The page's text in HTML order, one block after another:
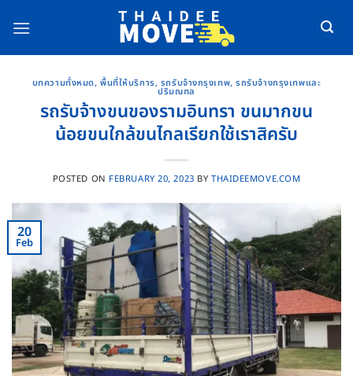
บทความทั้งหมด,พื้นที่ให้บริการ, รถรับจ้างกรุงเทพ,รถรับจ้างกรุงเทพและ
ปริมณฑล
รถรับจ้างขนของรามอินทรา ขนมากขน
น้อยขนใกล้ขนไกลเรียกใช้เราสิครับ
POSTED ON FEBRUARY 20, 2023 BY THAIDEEMOVE.COM
20
Feb